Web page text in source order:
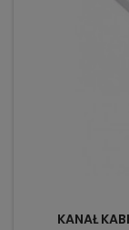
KANAŁ